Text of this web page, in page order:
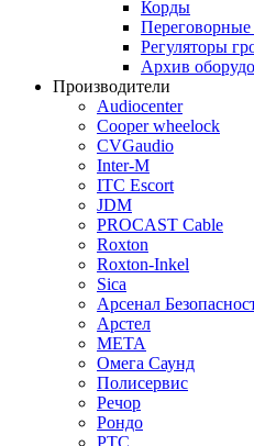
Корды
Переговорные
Регуляторы
Архив
Производители
Audiocenter
Cooper wheelock
CVGaudio
Inter-M
ITC Escort
JDM
PROCAST Cable
Roxton
Roxton-Inkel
Sica
Арсенал
Арстел
МЕТА
Омега Саунд
Полисервис
Речор
Рондо
РТС